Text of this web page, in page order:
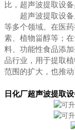
比，超声波提取设备
超声波提取设
等多个领域。在医
素、植物甾醇等；
料、功能性食品添
品行业，用于提取
范围的扩大，也推
日化厂超声波提取